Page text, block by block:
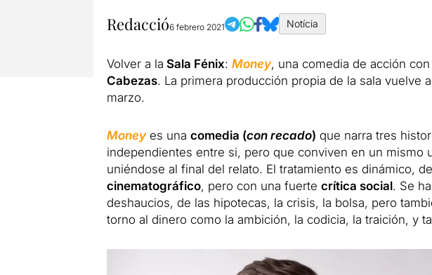
Redacció6 febrero 2021 Notícia
Volver a la Sala Fénix: Money, una comedia de acción con
Cabezas. La primera producción propia de la sala vuelve
marzo.
Moneyes una comedia (con recado) que narra tres
independientes entre si, pero que conviven en un mismo
uniéndose al final del relato. El tratamiento es dinámico,
cinematográfico, pero con una fuerte crítica social. Se
deshaucios, de las hipotecas, la crisis, la bolsa, pero
torno al dinero como la ambición, la codicia, la traición, y